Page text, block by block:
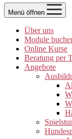
Menü öffnen
Über uns
Module
Online Kurse
Beratung per
Angebote